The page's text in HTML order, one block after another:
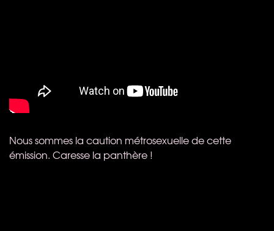
Nous sommes la caution métrosexuelle de cette
émission. Caresse la panthère !